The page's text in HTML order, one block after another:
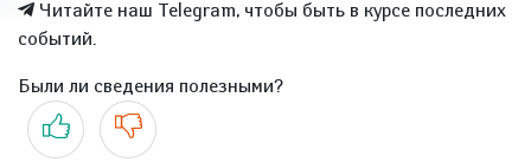
Читайте наш Telegram, чтобы быть в курсе последних
событий.
Были ли сведения полезными?
Да Нет